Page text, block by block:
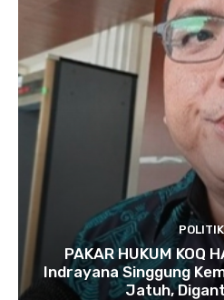
POLITIK
PAKAR HUKUM KOQ
Indrayana Singgung
Jatuh,